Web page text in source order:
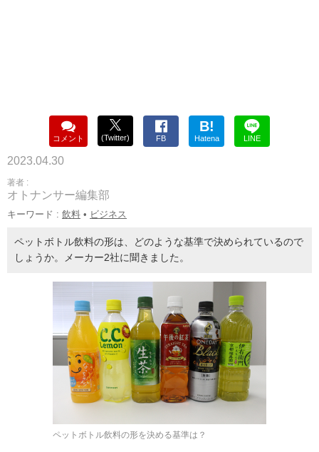
コメント (Twitter) FB
B!
Hatena LINE
2023.04.30
著者 :
オトナンサー編集部
キーワード : 飲料 • ビジネス
ペットボトル飲料の形は、どのような基準で決められているので
しょうか。メーカー2社に聞きました。
ペットボトル飲料の形を決める基準は？